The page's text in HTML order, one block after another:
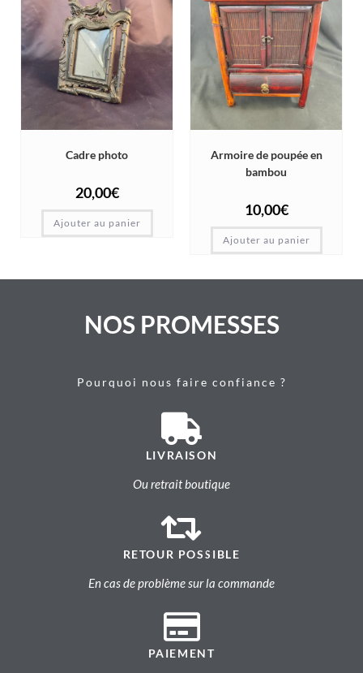
Cadre photo
20,00€
Ajouter au panier
Armoire de poupée en
bambou
10,00€
Ajouter au panier
NOS PROMESSES
Pourquoi nous faire confiance ?
LIVRAISON
Ou retrait boutique
RETOUR POSSIBLE
En cas de problème sur la commande
PAIEMENT